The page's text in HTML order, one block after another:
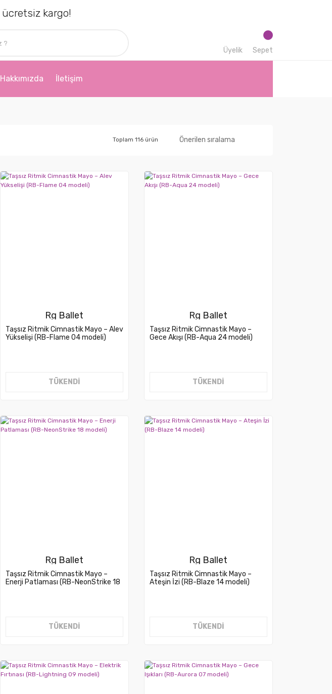
ücretsiz kargo!
Üyelik Sepet
Hakkımızda İletişim
Toplam 116 ürün
Rg Ballet
Taşsız Ritmik Cimnastik Mayo – Alev
Yükselişi (RB-Flame 04 modeli)
TÜKENDİ
Rg Ballet
Taşsız Ritmik Cimnastik Mayo –
Gece Akışı (RB-Aqua 24 modeli)
TÜKENDİ
Rg Ballet
Taşsız Ritmik Cimnastik Mayo –
Enerji Patlaması (RB-NeonStrike 18
TÜKENDİ
Rg Ballet
Taşsız Ritmik Cimnastik Mayo –
Ateşin İzi (RB-Blaze 14 modeli)
TÜKENDİ